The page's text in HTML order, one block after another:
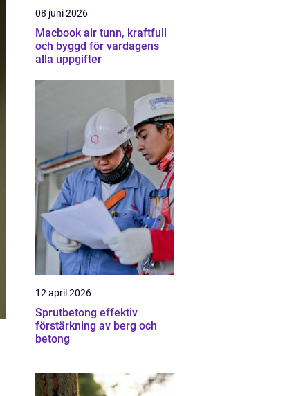
08 juni 2026
Macbook air tunn, kraftfull
och byggd för vardagens
alla uppgifter
12 april 2026
Sprutbetong effektiv
förstärkning av berg och
betong